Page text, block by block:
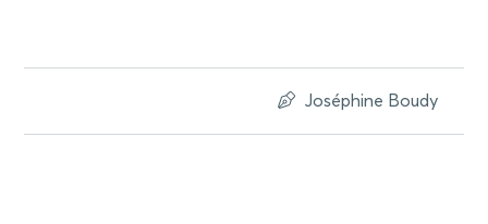
Joséphine Boudy